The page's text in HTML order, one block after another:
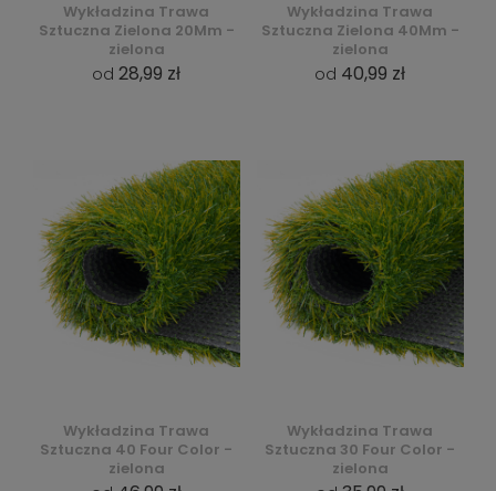
Wykładzina Trawa
Sztuczna Zielona 20Mm -
zielona
od 28,99 zł
Wykładzina Trawa
Sztuczna Zielona 40Mm -
zielona
od 40,99 zł
Wykładzina Trawa
Sztuczna 40 Four Color -
zielona
Wykładzina Trawa
Sztuczna 30 Four Color -
zielona